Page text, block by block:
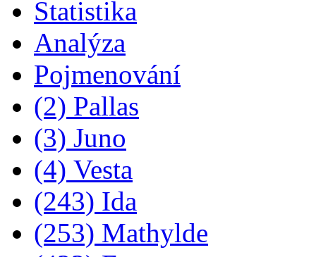
Statistika
Analýza
Pojmenování
(2) Pallas
(3) Juno
(4) Vesta
(243) Ida
(253) Mathylde